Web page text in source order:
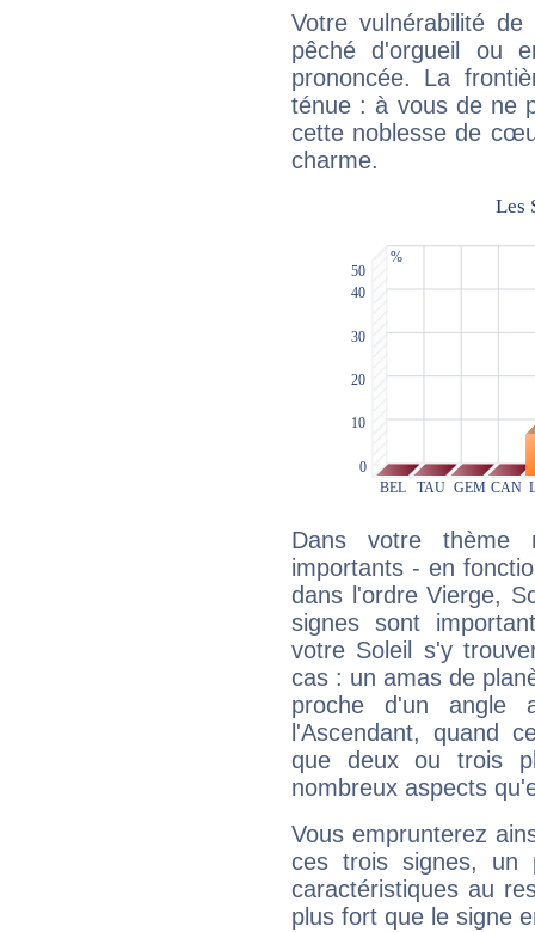
Votre vulnérabilité
pêché d'orgueil ou
prononcée. La
ténue : à vous de ne
cette noblesse de
charme.
Dans votre thème
importants - en
dans l'ordre Vierge,
signes sont
votre Soleil s'y
cas : un amas de
proche d'un
l'Ascendant, quand
que deux ou trois
nombreux aspects
Vous emprunterez
ces trois signes, un
caractéristiques au
plus fort que le signe